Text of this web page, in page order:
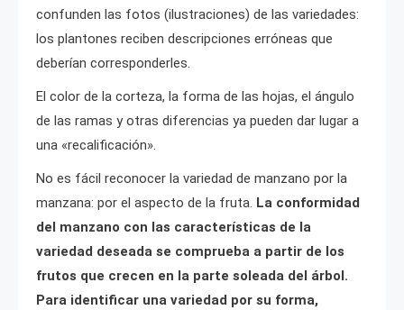
confunden las fotos (ilustraciones) de las variedades:
los plantones reciben descripciones erróneas que
deberían corresponderles.
El color de la corteza, la forma de las hojas, el ángulo
de las ramas y otras diferencias ya pueden dar lugar a
una «recalificación».
No es fácil reconocer la variedad de manzano por la
manzana: por el aspecto de la fruta. La conformidad
del manzano con las características de la
variedad deseada se comprueba a partir de los
frutos que crecen en la parte soleada del árbol.
Para identificar una variedad por su forma,